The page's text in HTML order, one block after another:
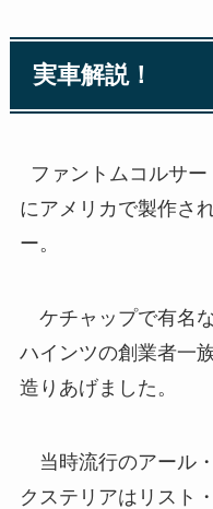
実車解説！
ファントムコルサ
にアメリカで製作さ
ー。
ケチャップで有名
ハインツの創業者一
造りあげました。
当時流行のアール
クステリアはリスト